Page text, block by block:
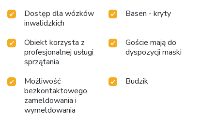
Dostęp dla wózków
inwalidzkich
Basen - kryty
Obiekt korzysta z
profesjonalnej usługi
sprzątania
Goście mają do
dyspozycji maski
Możliwość
bezkontaktowego
zameldowania i
wymeldowania
Budzik